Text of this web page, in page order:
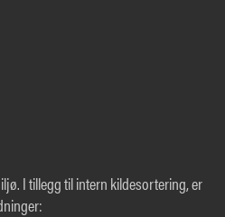
I tillegg til intern kildesortering, er